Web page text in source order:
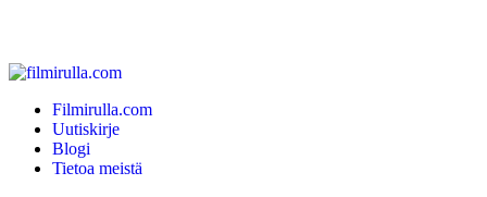
Filmirulla.com
Uutiskirje
Blogi
Tietoa meistä